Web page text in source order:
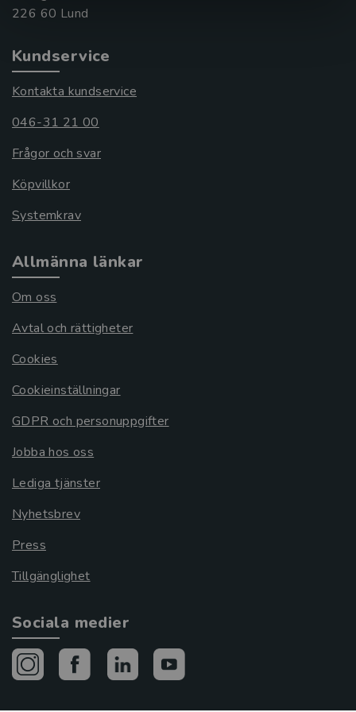
Kundservice
Kontakta kundservice
046-31 21 00
Frågor och svar
Köpvillkor
Systemkrav
Allmänna länkar
Om oss
Avtal och rättigheter
Cookies
Cookieinställningar
GDPR och personuppgifter
Jobba hos oss
Lediga tjänster
Nyhetsbrev
Press
Tillgänglighet
Sociala medier